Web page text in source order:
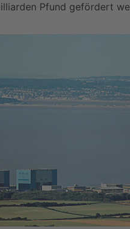
Pfund gefördert